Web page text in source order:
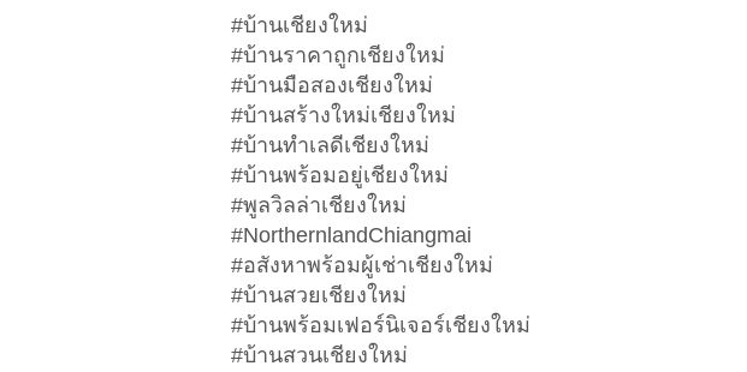
#บ้านเชียงใหม่
#บ้านราคาถูกเชียงใหม่
#บ้านมือสองเชียงใหม่
#บ้านสร้างใหม่เชียงใหม่
#บ้านทำเลดีเชียงใหม่
#บ้านพร้อมอยู่เชียงใหม่
#พูลวิลล่าเชียงใหม่
#NorthernlandChiangmai
#อสังหาพร้อมผู้เช่าเชียงใหม่
#บ้านสวยเชียงใหม่
#บ้านพร้อมเฟอร์นิเจอร์เชียงใหม่
#บ้านสวนเชียงใหม่